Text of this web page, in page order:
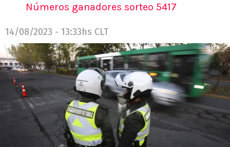
Números ganadores sorteo 5417
14/08/2023 - 13:33hs CLT